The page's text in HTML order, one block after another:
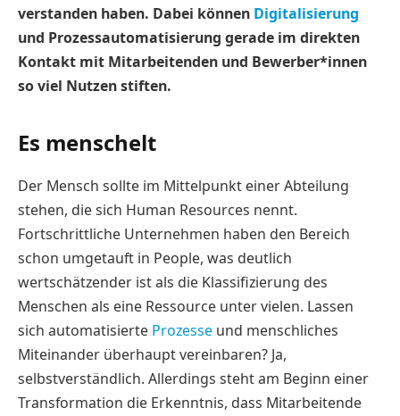
verstanden haben. Dabei können Digitalisierung
und Prozessautomatisierung gerade im direkten
Kontakt mit Mitarbeitenden und Bewerber*innen
so viel Nutzen stiften.
Es menschelt
Der Mensch sollte im Mittelpunkt einer Abteilung
stehen, die sich Human Resources nennt.
Fortschrittliche Unternehmen haben den Bereich
schon umgetauft in People, was deutlich
wertschätzender ist als die Klassifizierung des
Menschen als eine Ressource unter vielen. Lassen
sich automatisierte Prozesse und menschliches
Miteinander überhaupt vereinbaren? Ja,
selbstverständlich. Allerdings steht am Beginn einer
Transformation die Erkenntnis, dass Mitarbeitende